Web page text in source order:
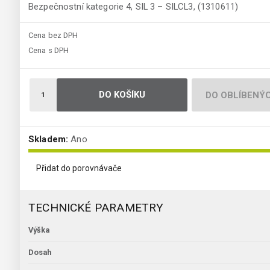
Bezpečnostní kategorie 4, SIL 3 – SILCL3, (1310611)
Cena bez DPH
Cena s DPH
DO KOŠÍKU DO
Skladem: Ano
Přidat do porovnávače
TECHNICKÉ PARAMETRY
Výška
Dosah